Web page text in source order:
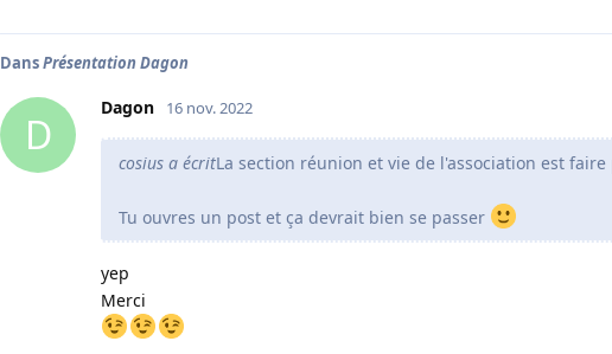
DansPrésentation Dagon
D
Dagon 16 nov. 2022
cosius a écritLa section réunion et vie de l'association est
Tu ouvres un post et ça devrait bien se passer
yep
Merci